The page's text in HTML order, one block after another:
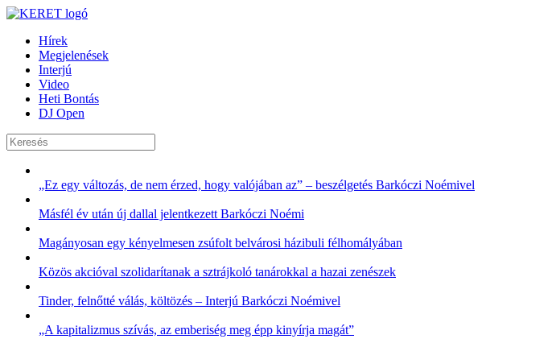
Hírek
Megjelenések
Interjú
Video
Heti Bontás
DJ Open
„Ez egy változás, de nem érzed, hogy valójában az” – beszélgetés Barkóczi Noémivel
Másfél év után új dallal jelentkezett Barkóczi Noémi
Magányosan egy kényelmesen zsúfolt belvárosi házibuli félhomályában
Közös akcióval szolidarítanak a sztrájkoló tanárokkal a hazai zenészek
Tinder, felnőtté válás, költözés – Interjú Barkóczi Noémivel
„A kapitalizmus szívás, az emberiség meg épp kinyírja magát”